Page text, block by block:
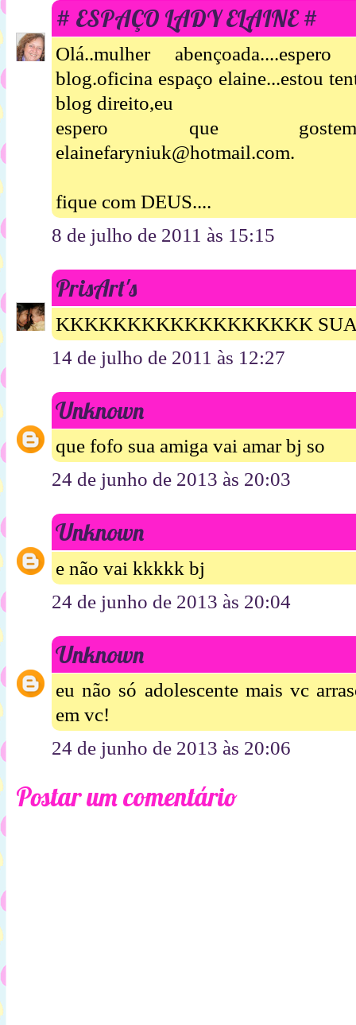
# ESPAÇO LADY ELAINE #
Olá..mulher
blog.oficina espaço elaine...estou
blog direito,eu
espero que
elainefaryniuk@hotmail.com.
fique com DEUS....
8 de julho de 2011 às 15:15
PrisArt's
KKKKKKKKKKKKKKKKKK
14 de julho de 2011 às 12:27
Unknown
que fofo sua amiga vai amar bj so
24 de junho de 2013 às 20:03
Unknown
e não vai kkkkk bj
24 de junho de 2013 às 20:04
Unknown
eu não só adolescente mais vc
em vc!
24 de junho de 2013 às 20:06
Postar um comentário